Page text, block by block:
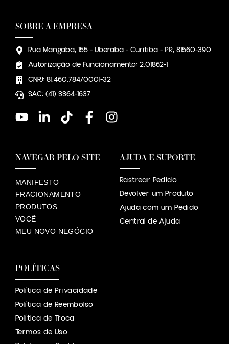
SOBRE A EMPRESA
Rua Mangaba, 155 - Uberaba - Curitiba - PR, 81560-390
Autorização de Funcionamento: 2.01862-1
CNPJ: 81.460.784/0001-32
SAC: (41) 3364-1637
NAVEGAR PELO SITE
MANIFESTO
FRACIONAMENTO
PRODUTOS
VOCÊ
MEU NOVO NEGÓCIO
AJUDA E SUPORTE
Rastrear Pedido
Devolver um Produto
Ajuda com um Pedido
Central de Ajuda
POLÍTICAS
Política de Privacidade
Política de Reembolso
Política de Troca
Termos de Uso